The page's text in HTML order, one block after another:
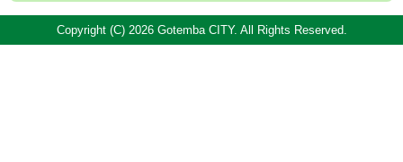
Copyright (C) 2026 Gotemba CITY. All Rights Reserved.